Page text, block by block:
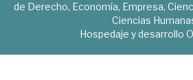
de Derecho, Economía, Empresa,
Ciencias
Hospedaje y desarrollo